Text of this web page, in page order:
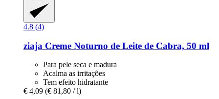
4.8 (4)
ziaja Creme Noturno de Leite de Cabra, 50 ml
Para pele seca e madura
Acalma as irritações
Tem efeito hidratante
€ 4,09 (€ 81,80 / l)